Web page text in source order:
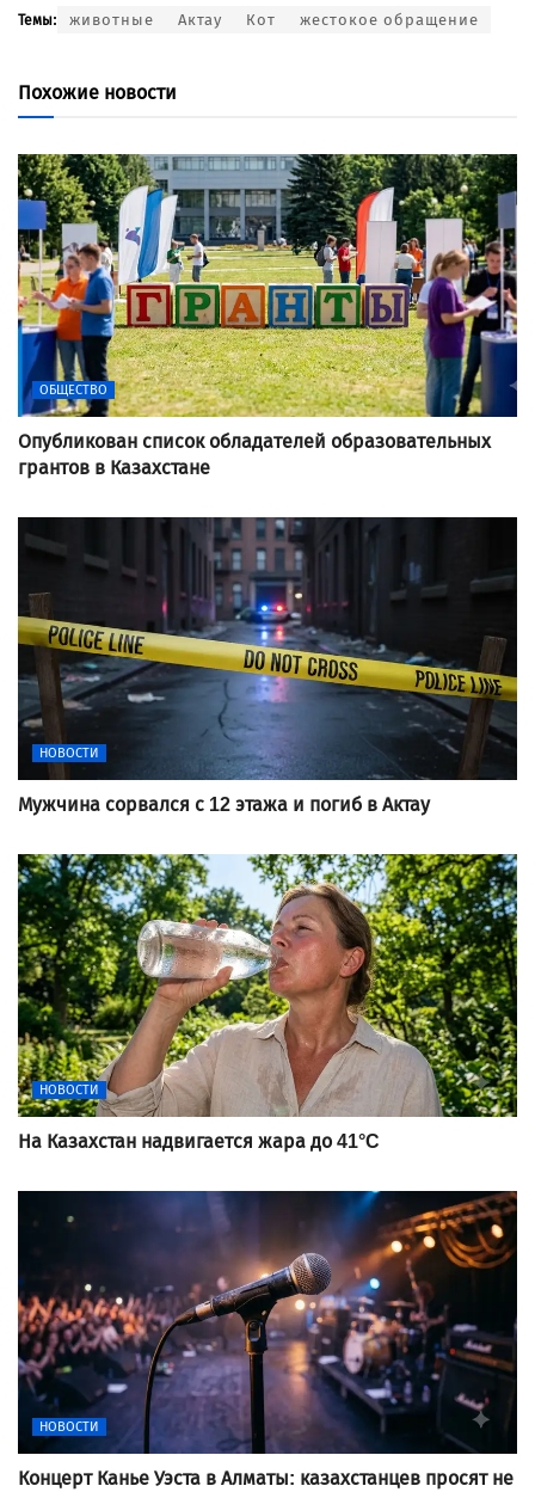
Темы: животные Актау Кот жестокое обращение
Похожие новости
ОБЩЕСТВО
Опубликован список обладателей образовательных
грантов в Казахстане
НОВОСТИ
Мужчина сорвался с 12 этажа и погиб в Актау
НОВОСТИ
На Казахстан надвигается жара до 41°C
НОВОСТИ
Концерт Канье Уэста в Алматы: казахстанцев просят не